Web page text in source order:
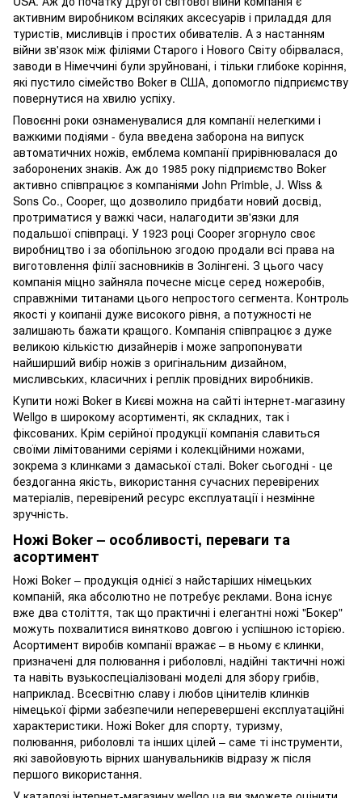
активним виробником всіляких аксесуарів і приладдя для
туристів, мисливців і простих обивателів. А з настанням
війни зв'язок між філіями Старого і Нового Світу обірвалася,
заводи в Німеччині були зруйновані, і тільки глибоке коріння,
які пустило сімейство Boker в США, допомогло підприємству
повернутися на хвилю успіху.
Повоєнні роки ознаменувалися для компанії нелегкими і
важкими подіями - була введена заборона на випуск
автоматичних ножів, емблема компанії прирівнювалася до
заборонених знаків. Аж до 1985 року підприємство Boker
активно співпрацює з компаніями John Primble, J. Wiss &
Sons Co., Cooper, що дозволило придбати новий досвід,
протриматися у важкі часи, налагодити зв'язки для
подальшої співпраці. У 1923 році Cooper згорнуло своє
виробництво і за обопільною згодою продали всі права на
виготовлення філії засновників в Золінгені. З цього часу
компанія міцно зайняла почесне місце серед ножеробів,
справжніми титанами цього непростого сегмента. Контроль
якості у коипаніі дуже високого рівня, а потужності не
залишають бажати кращого. Компанія співпрацює з дуже
великою кількістю дизайнерів і може запропонувати
найширший вибір ножів з оригінальним дизайном,
мисливських, класичних і реплік провідних виробників.
Купити ножі Boker в Києві можна на сайті інтернет-магазину
Wellgo в широкому асортименті, як складних, так і
фіксованих. Крім серійної продукції компанія славиться
своїми лімітованими серіями і колекційними ножами,
зокрема з клинками з дамаської сталі. Boker сьогодні - це
бездоганна якість, використання сучасних перевірених
матеріалів, перевірений ресурс експлуатації і незмінне
зручність.
Ножі Boker – особливості, переваги та
асортимент
Ножі Boker – продукція однієї з найстаріших німецьких
компаній, яка абсолютно не потребує реклами. Вона існує
вже два століття, так що практичні і елегантні ножі "Бокер"
можуть похвалитися винятково довгою і успішною історією.
Асортимент виробів компанії вражає – в ньому є клинки,
призначені для полювання і риболовлі, надійні тактичні ножі
та навіть вузькоспеціалізовані моделі для збору грибів,
наприклад. Всесвітню славу і любов цінителів клинків
німецької фірми забезпечили неперевершені експлуатаційні
характеристики. Ножі Boker для спорту, туризму,
полювання, риболовлі та інших цілей – саме ті інструменти,
які завойовують вірних шанувальників відразу ж після
першого використання.